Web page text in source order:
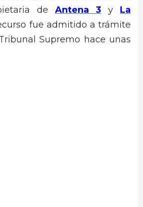
de Antena 3 y La
fue admitido a trámite
Supremo hace unas